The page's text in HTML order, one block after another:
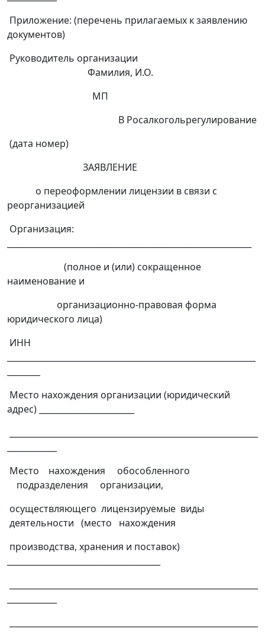
Приложение: (перечень прилагаемых к заявлению
документов)
Руководитель организации
Фамилия, И.О.
МП
В Росалкогольрегулирование
(дата номер)
ЗАЯВЛЕНИЕ
о переоформлении лицензии в связи с
реорганизацией
Организация:
(полное и (или) сокращенное
наименование и
организационно-правовая форма
юридического лица)
ИНН
Место нахождения организации (юридический
адрес) _______________________
Место нахождения обособленного
подразделения организации,
осуществляющего лицензируемые виды
деятельности (место нахождения
производства, хранения и поставок)